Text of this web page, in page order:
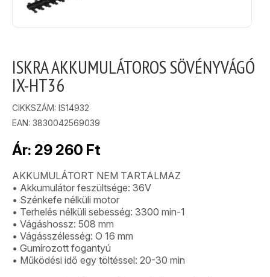
ISKRA AKKUMULÁTOROS SÖVÉNYVÁGÓ
IX-HT36
CIKKSZÁM: IS14932
EAN: 3830042569039
Ár: 29 260 Ft
AKKUMULÁTORT NEM TARTALMAZ
• Akkumulátor feszültsége: 36V
• Szénkefe nélküli motor
• Terhelés nélküli sebesség: 3300 min-1
• Vágáshossz: 508 mm
• Vágásszélesség: O 16 mm
• Gumírozott fogantyú
• Működési idő egy töltéssel: 20-30 min